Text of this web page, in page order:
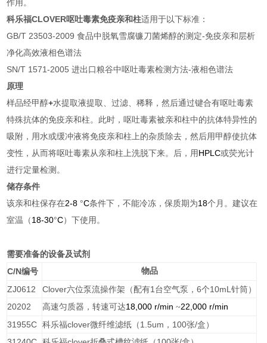
作用。
科乐福CLOVER呕吐毒素免疫亲和柱适用于以下标准：
GB/T 23503-2009食品中脱氧雪腐镰刀菌烯醇的测定-免疫亲和层析
净化高效液相色谱法
SN/T 1571-2005进出口粮谷中呕吐毒素检测方法-液相色谱法
原理
样品经甲醇+水提取液提取、过滤、稀释，然后通过键合有呕吐毒素
特殊抗体的免疫亲和柱。此时，呕吐毒素被亲和柱中的抗体特异性的
吸附，用水或缓冲液将免疫亲和柱上的杂质除去，然后用甲醇使抗体
变性，从而将呕吐毒素从亲和柱上洗脱下来。后，用HPLC或荧光计
进行定量检测。
储存条件
该亲和柱保存在2-8 °C条件下，不能冷冻，保质期为18个月。建议在
室温（18-30°C）下使用 。
需要准备的设备及试剂
C/N编号 物品
ZJ0612 Clover六位泵流操作架（配有1 台空气泵，6个10mL针筒）
20202
高速匀质器 ，转速可达18,000 r/min~22,000 r/min
31955C 科乐福clover微纤维滤纸（1.5um ， 100张/盒）